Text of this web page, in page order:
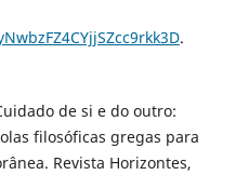
.
de si e do outro:
filosóficas gregas para
Revista Horizontes,